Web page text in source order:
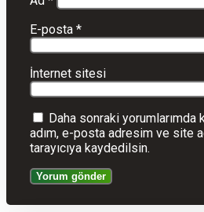
E-posta *
İnternet sitesi
Daha sonraki yorumlarımda
adım, e-posta adresim ve site
tarayıcıya kaydedilsin.